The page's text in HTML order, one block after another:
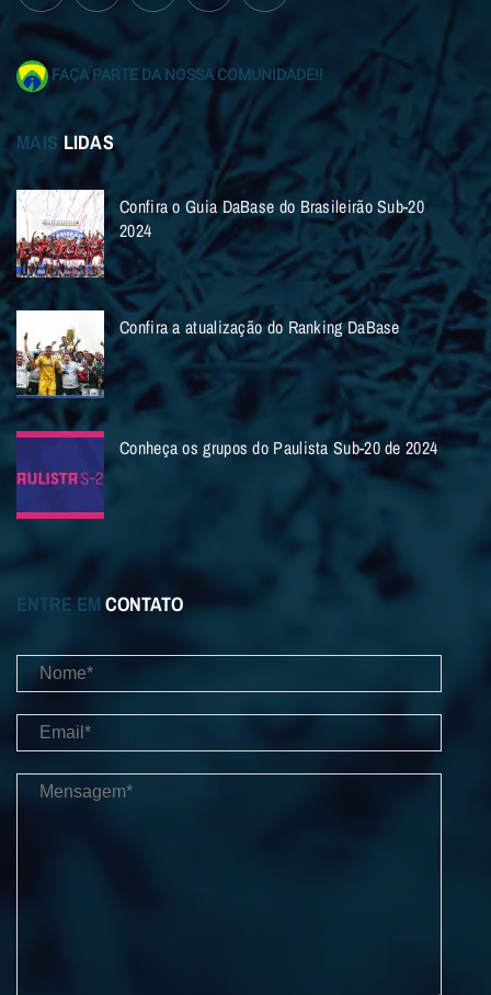
FAÇA PARTE DA NOSSA COMUNIDADE!!
MAIS LIDAS
Confira o Guia DaBase do Brasileirão Sub-20
2024
Confira a atualização do Ranking DaBase
Conheça os grupos do Paulista Sub-20 de 2024
ENTRE EM CONTATO